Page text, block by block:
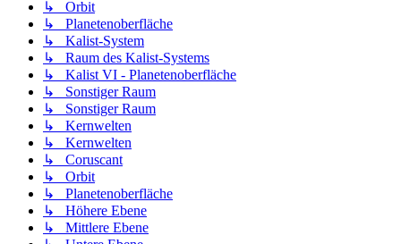
↳ Orbit
↳ Planetenoberfläche
↳ Kalist-System
↳ Raum des Kalist-Systems
↳ Kalist VI - Planetenoberfläche
↳ Sonstiger Raum
↳ Sonstiger Raum
↳ Kernwelten
↳ Kernwelten
↳ Coruscant
↳ Orbit
↳ Planetenoberfläche
↳ Höhere Ebene
↳ Mittlere Ebene